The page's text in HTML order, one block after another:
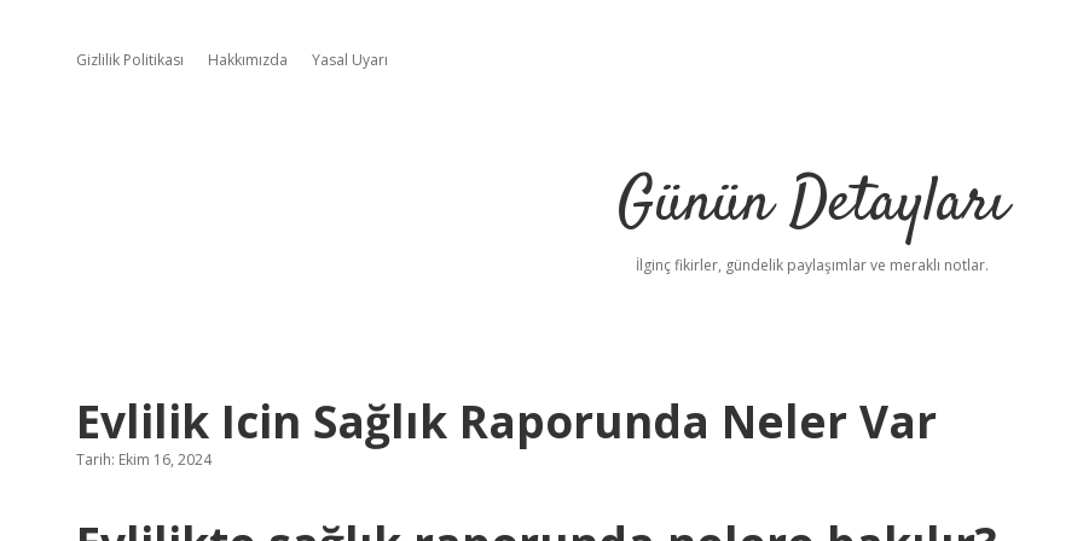
Gizlilik Politikası Hakkımızda Yasal Uyarı
Günün Detayları
İlginç fikirler, gündelik paylaşımlar ve meraklı notlar.
Evlilik Icin Sağlık Raporunda Neler Var
Tarih: Ekim 16, 2024